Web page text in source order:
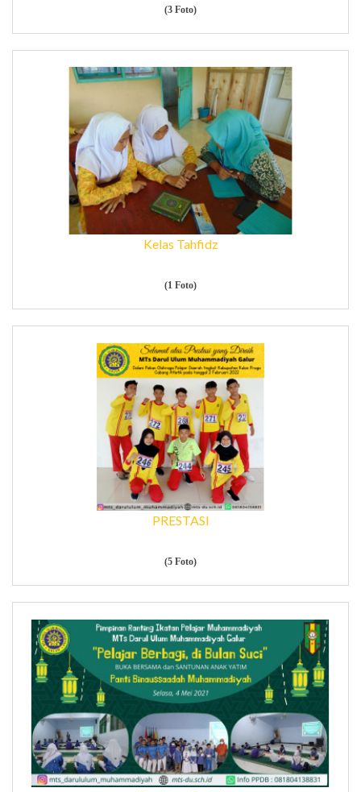
(3 Foto)
Kelas Tahfidz
(1 Foto)
PRESTASI
(5 Foto)